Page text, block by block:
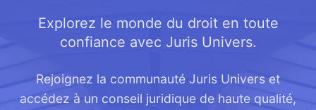
Explorez le monde du droit en toute
confiance avec Juris Univers.
Rejoignez la communauté Juris Univers et
accédez à un conseil juridique de haute qualité,